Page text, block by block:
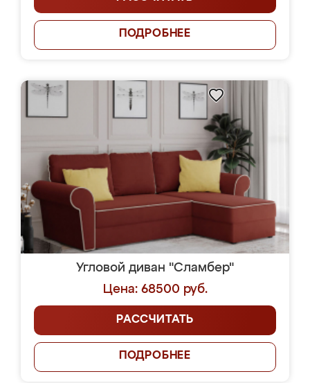
ПОДРОБНЕЕ
Угловой диван "Сламбер"
Цена: 68500 руб.
РАССЧИТАТЬ
ПОДРОБНЕЕ